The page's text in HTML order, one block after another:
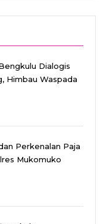
Dialogis
Himbau Waspada
Perkenalan Paja
Mukomuko